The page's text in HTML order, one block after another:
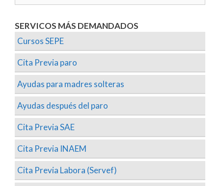
SERVICOS MÁS DEMANDADOS
Cursos SEPE
Cita Previa paro
Ayudas para madres solteras
Ayudas después del paro
Cita Previa SAE
Cita Previa INAEM
Cita Previa Labora (Servef)